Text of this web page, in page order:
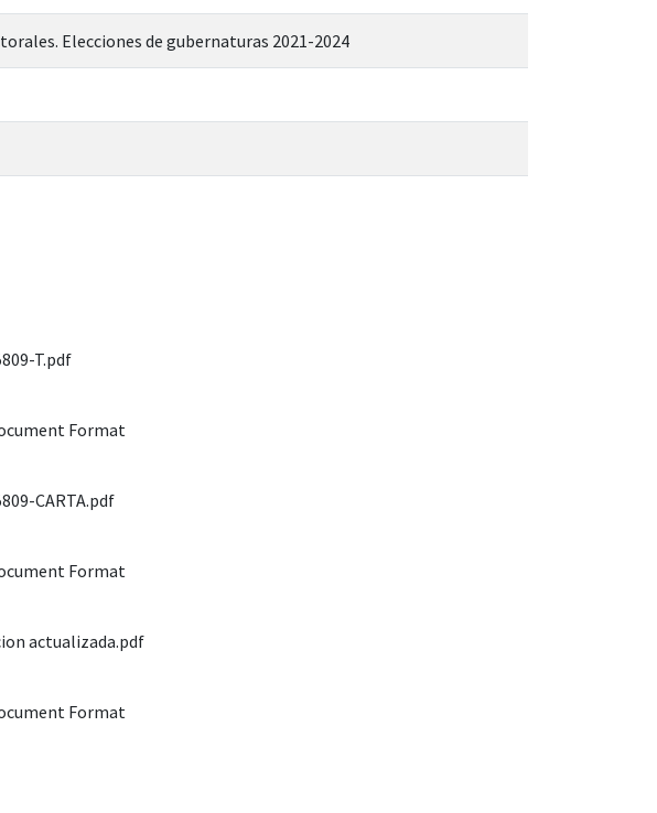
Elecciones de gubernaturas 2021-2024
T.pdf
Format
CARTA.pdf
Format
actualizada.pdf
Format